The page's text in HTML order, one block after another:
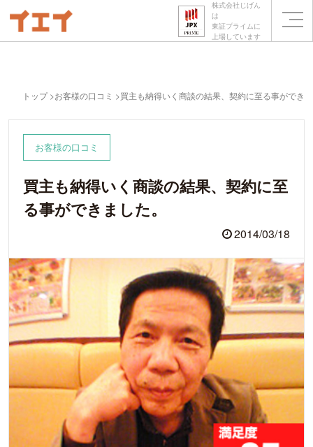
株式会社じげん
は
東証プライムに
上場しています
トップ お客様の口コミ 買主も納得いく商談の結果、契約に至る事ができ
お客様の口コミ
買主も納得いく商談の結果、契約に至
る事ができました。
2014/03/18